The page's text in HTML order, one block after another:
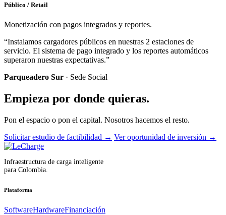
Público / Retail
Monetización con pagos integrados y reportes.
“Instalamos cargadores públicos en nuestras 2 estaciones de
servicio. El sistema de pago integrado y los reportes automáticos
superaron nuestras expectativas.”
Parqueadero Sur · Sede Social
Empieza por donde quieras.
Pon el espacio o pon el capital. Nosotros hacemos el resto.
Solicitar estudio de factibilidad → Ver oportunidad de inversión →
Infraestructura de carga inteligente
para Colombia.
Plataforma
SoftwareHardwareFinanciación